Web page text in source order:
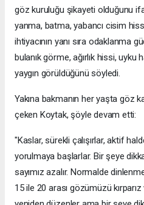
göz kuruluğu şikayeti olduğunu
yanma, batma, yabancı cisim
ihtiyacının yanı sıra odaklanma
bulanık görme, ağırlık hissi, uyku
yaygın görüldüğünü söyledi.
Yakına bakmanın her yaşta göz
çeken Koytak, şöyle devam etti:
"Kaslar, sürekli çalışırlar, aktif
yorulmaya başlarlar. Bir şeye
sayımız azalır. Normalde
15 ile 20 arası gözümüzü kırparız